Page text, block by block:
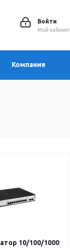
Войти
Мой кабинет
Компания
10/100/1000